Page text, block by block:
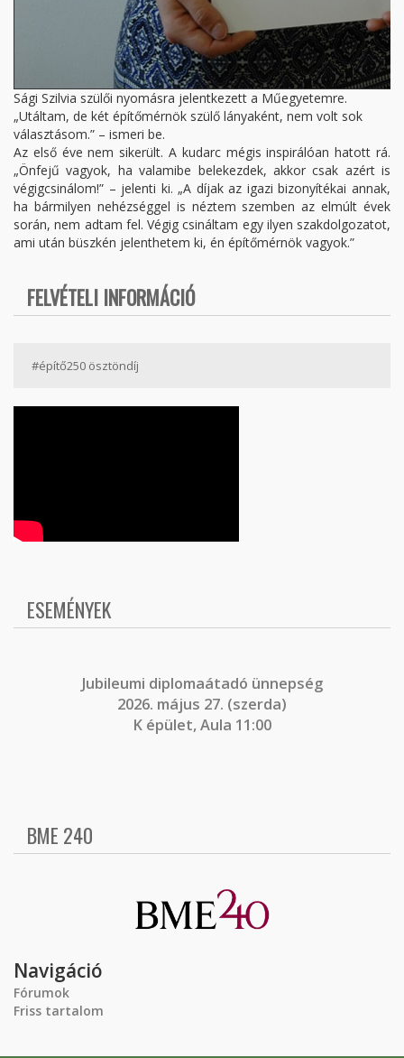
Sági Szilvia szülői nyomásra jelentkezett a Műegyetemre.
„Utáltam, de két építőmérnök szülő lányaként, nem volt sok
választásom.” – ismeri be.
Az első éve nem sikerült. A kudarc mégis inspirálóan hatott rá.
„Önfejű vagyok, ha valamibe belekezdek, akkor csak azért is
végigcsinálom!” – jelenti ki. „A díjak az igazi bizonyítékai annak,
ha bármilyen nehézséggel is néztem szemben az elmúlt évek
során, nem adtam fel. Végig csináltam egy ilyen szakdolgozatot,
ami után büszkén jelenthetem ki, én építőmérnök vagyok.”
FELVÉTELI INFORMÁCIÓ
#építő250 ösztöndíj
ESEMÉNYEK
Jubileumi diplomaátadó ünnepség
2026. május 27. (szerda)
K épület, Aula 11:00
BME 240
Navigáció
Fórumok
Friss tartalom